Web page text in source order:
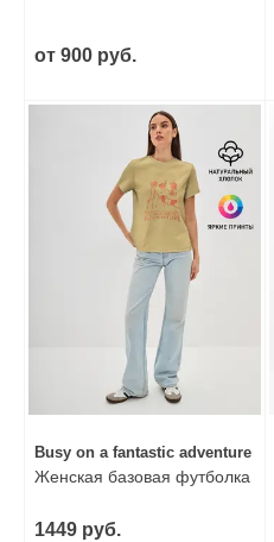
от 900 руб.
Busy on a fantastic adventure
Женская базовая футболка
1449 руб.